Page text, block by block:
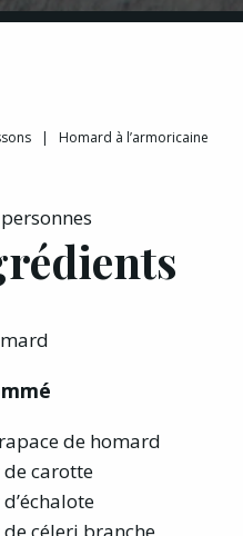
| Homard à l’armoricaine
de homard
de carotte